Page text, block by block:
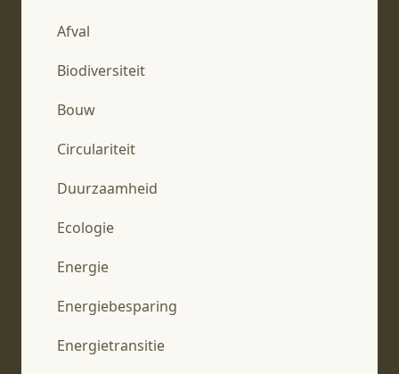
Afval
Biodiversiteit
Bouw
Circulariteit
Duurzaamheid
Ecologie
Energie
Energiebesparing
Energietransitie